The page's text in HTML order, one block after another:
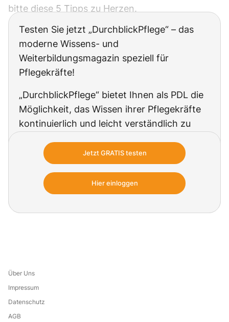
bitte diese 5 Tipps zu Herzen.
Testen Sie jetzt „DurchblickPflege“ – das
moderne Wissens- und
Weiterbildungsmagazin speziell für
Pflegekräfte!
„DurchblickPflege“ bietet Ihnen als PDL die
Möglichkeit, das Wissen ihrer Pflegekräfte
kontinuierlich und leicht verständlich zu
ihre Aufgaben sicher und
kompetenzgerecht ausüben und damit
insgesamt zu einer optimalen Versorgung
der Pflegekunden beitragen können.
Jetzt GRATIS testen
Hier einloggen
Über Uns
Impressum
Datenschutz
AGB